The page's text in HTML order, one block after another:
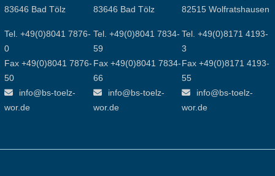
83646 Bad Tölz
Tel. +49(0)8041 7876-
0
Fax +49(0)8041 7876-
50
info@bs-toelz-
wor.de
83646 Bad Tölz
Tel. +49(0)8041 7834-
59
Fax +49(0)8041 7834-
66
info@bs-toelz-
wor.de
82515 Wolfratshausen
Tel. +49(0)8171 4193-
3
Fax +49(0)8171 4193-
55
info@bs-toelz-
wor.de